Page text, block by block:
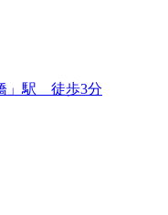
」駅 徒歩3分